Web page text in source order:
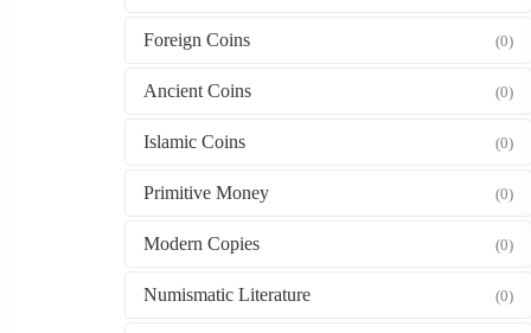
Foreign Coins (0)
Ancient Coins (0)
Islamic Coins (0)
Primitive Money (0)
Modern Copies (0)
Numismatic Literature (0)